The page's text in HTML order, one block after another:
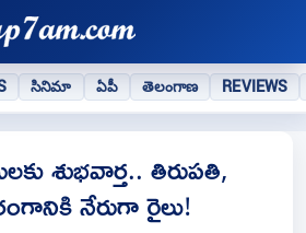
సినిమా ఏపీ తెలంగాణ REVIEWS
శుభవార్త.. తిరుపతి,
నేరుగా రైలు!